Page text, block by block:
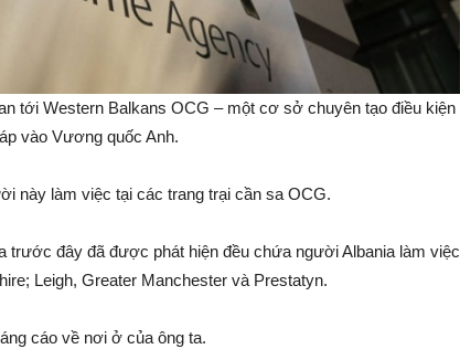
tới Western Balkans OCG – một cơ sở chuyên tạo điều kiện
vào Vương quốc Anh.
này làm việc tại các trang trại cần sa OCG.
trước đây đã được phát hiện đều chứa người Albania làm việc
Leigh, Greater Manchester và Prestatyn.
cáo về nơi ở của ông ta.